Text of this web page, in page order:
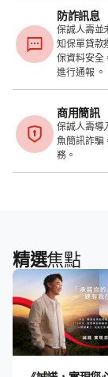
防詐訊息
保誠人壽並
知保單貸款
保資料安全
進行通報 。
商用簡訊
保誠人壽導
魚簡訊詐騙
務。
精選焦點